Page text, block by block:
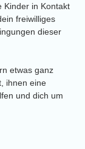
Kinder in Kontakt
freiwilliges
dieser
etwas ganz
ihnen eine
und dich um